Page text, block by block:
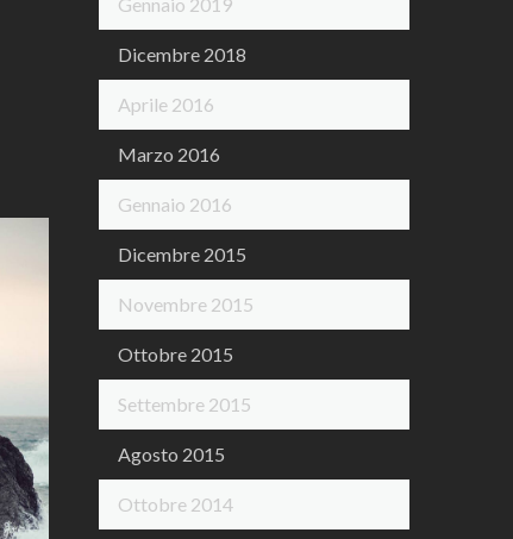
Gennaio 2019
Dicembre 2018
Aprile 2016
Marzo 2016
Gennaio 2016
Dicembre 2015
Novembre 2015
Ottobre 2015
Settembre 2015
Agosto 2015
Ottobre 2014